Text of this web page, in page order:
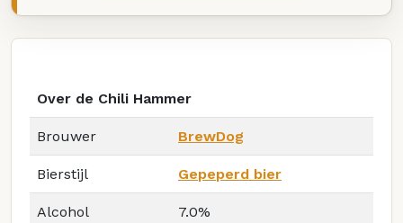
Over de Chili Hammer
Brouwer BrewDog
Bierstijl Gepeperd bier
Alcohol 7.0%